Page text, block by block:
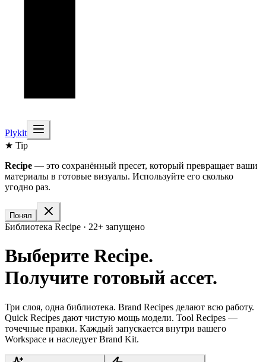
Plykit
★ Tip
Recipe — это сохранённый пресет, который превращает ваши
материалы в готовые визуалы. Используйте его сколько
угодно раз.
Понял
Библиотека Recipe · 22+ запущено
Выберите Recipe.
Получите готовый ассет.
Три слоя, одна библиотека. Brand Recipes делают всю работу.
Quick Recipes дают чистую мощь модели. Tool Recipes —
точечные правки. Каждый запускается внутри вашего
Workspace и наследует Brand Kit.